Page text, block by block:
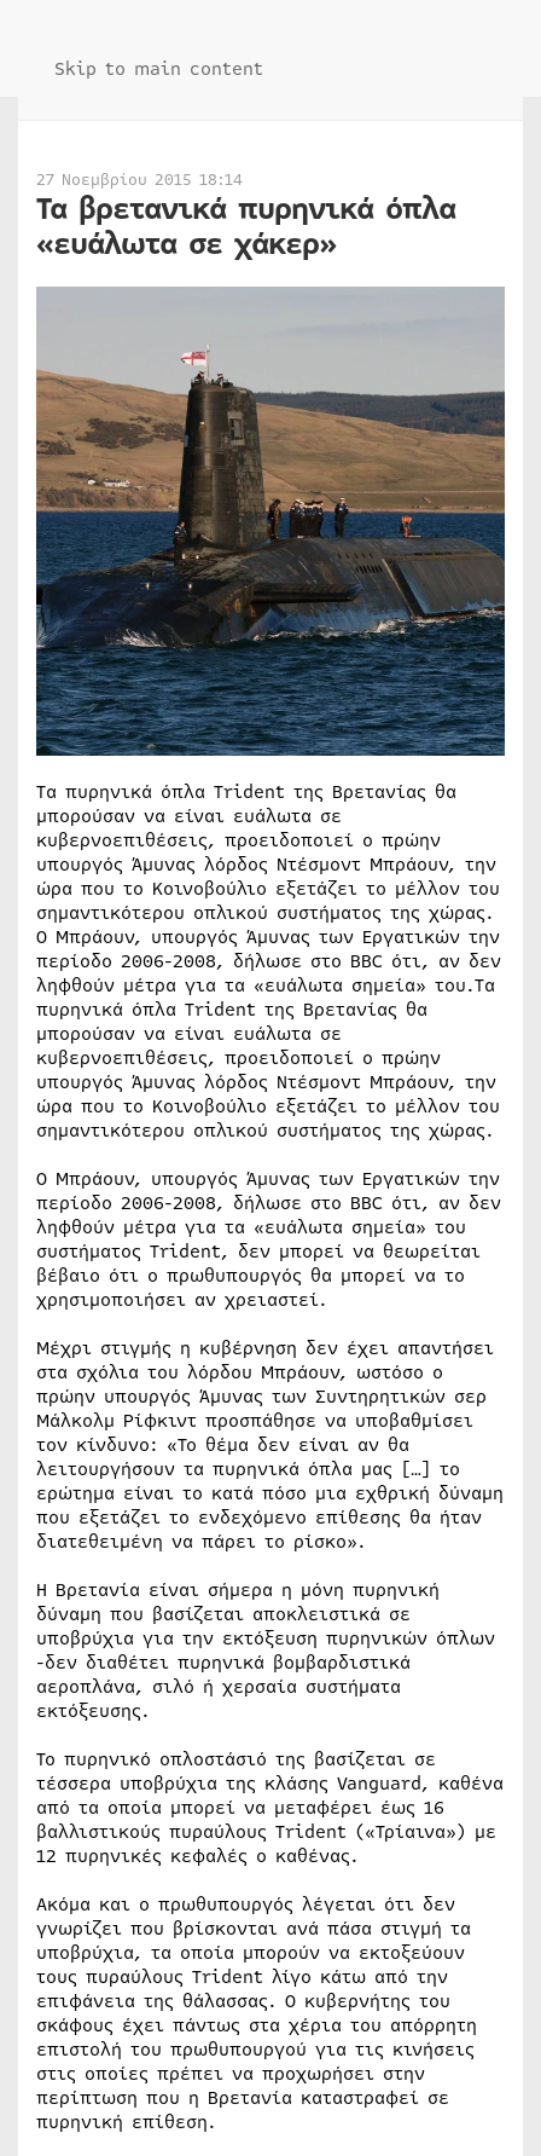
Skip to main content
27 Νοεμβρίου 2015 18:14
Τα βρετανικά πυρηνικά όπλα
«ευάλωτα σε χάκερ»
Τα πυρηνικά όπλα Trident της Βρετανίας θα
μπορούσαν να είναι ευάλωτα σε
κυβερνοεπιθέσεις, προειδοποιεί ο πρώην
υπουργός Άμυνας λόρδος Ντέσμοντ Μπράουν, την
ώρα που το Κοινοβούλιο εξετάζει το μέλλον του
σημαντικότερου οπλικού συστήματος της χώρας.
Ο Μπράουν, υπουργός Άμυνας των Εργατικών την
περίοδο 2006-2008, δήλωσε στο BBC ότι, αν δεν
ληφθούν μέτρα για τα «ευάλωτα σημεία» του.Τα
πυρηνικά όπλα Trident της Βρετανίας θα
μπορούσαν να είναι ευάλωτα σε
κυβερνοεπιθέσεις, προειδοποιεί ο πρώην
υπουργός Άμυνας λόρδος Ντέσμοντ Μπράουν, την
ώρα που το Κοινοβούλιο εξετάζει το μέλλον του
σημαντικότερου οπλικού συστήματος της χώρας.
Ο Μπράουν, υπουργός Άμυνας των Εργατικών την
περίοδο 2006-2008, δήλωσε στο BBC ότι, αν δεν
ληφθούν μέτρα για τα «ευάλωτα σημεία» του
συστήματος Trident, δεν μπορεί να θεωρείται
βέβαιο ότι ο πρωθυπουργός θα μπορεί να το
χρησιμοποιήσει αν χρειαστεί.
Μέχρι στιγμής η κυβέρνηση δεν έχει απαντήσει
στα σχόλια του λόρδου Μπράουν, ωστόσο ο
πρώην υπουργός Άμυνας των Συντηρητικών σερ
Μάλκολμ Ρίφκιντ προσπάθησε να υποβαθμίσει
τον κίνδυνο: «Το θέμα δεν είναι αν θα
λειτουργήσουν τα πυρηνικά όπλα μας […] το
ερώτημα είναι το κατά πόσο μια εχθρική δύναμη
που εξετάζει το ενδεχόμενο επίθεσης θα ήταν
διατεθειμένη να πάρει το ρίσκο».
Η Βρετανία είναι σήμερα η μόνη πυρηνική
δύναμη που βασίζεται αποκλειστικά σε
υποβρύχια για την εκτόξευση πυρηνικών όπλων
-δεν διαθέτει πυρηνικά βομβαρδιστικά
αεροπλάνα, σιλό ή χερσαία συστήματα
εκτόξευσης.
Το πυρηνικό οπλοστάσιό της βασίζεται σε
τέσσερα υποβρύχια της κλάσης Vanguard, καθένα
από τα οποία μπορεί να μεταφέρει έως 16
βαλλιστικούς πυραύλους Trident («Τρίαινα») με
12 πυρηνικές κεφαλές ο καθένας.
Ακόμα και ο πρωθυπουργός λέγεται ότι δεν
γνωρίζει που βρίσκονται ανά πάσα στιγμή τα
υποβρύχια, τα οποία μπορούν να εκτοξεύουν
τους πυραύλους Trident λίγο κάτω από την
επιφάνεια της θάλασσας. Ο κυβερνήτης του
σκάφους έχει πάντως στα χέρια του απόρρητη
επιστολή του πρωθυπουργού για τις κινήσεις
στις οποίες πρέπει να προχωρήσει στην
περίπτωση που η Βρετανία καταστραφεί σε
πυρηνική επίθεση.